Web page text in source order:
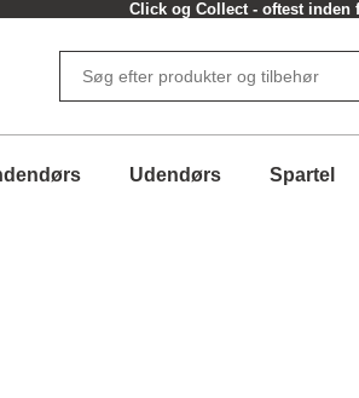
Click og Collect - oftest inden
Udendørs Spartel